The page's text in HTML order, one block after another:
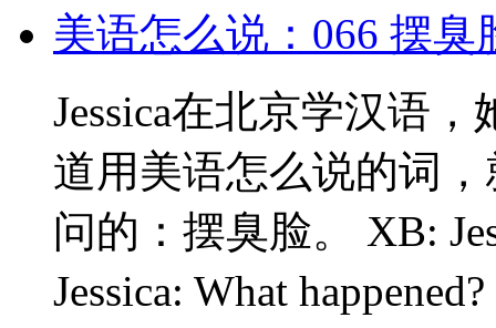
美语怎么说：066 摆臭
Jessica在北京学汉语
道用美语怎么说的词
问的：摆臭脸。 XB:
Jessica: What